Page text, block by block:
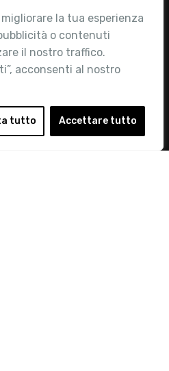
la tua esperienza
o contenuti
il nostro traffico.
acconsenti al nostro
tutto Accettare tutto